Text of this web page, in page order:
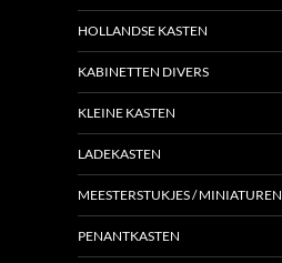
HOLLANDSE KASTEN
KABINETTEN DIVERS
KLEINE KASTEN
LADEKASTEN
MEESTERSTUKJES / MINIATUREN
PENANTKASTEN